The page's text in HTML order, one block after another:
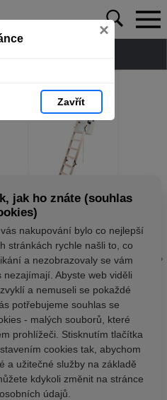
×
Zavřít
jak ho znáte (souhlas
nakupování bylo co nejlepší
stránkách rychle našli to, co
a nezobrazovaly se vám
Abyste web viděli
a nemuseli se pokaždé
potřebujeme souhlas se
- malých souborů, které
prohlížeči. Stisknutím tlačítka
cookies tak, abychom
a užitečné služby na základě
kdykoli změnit na stránce
údajů.